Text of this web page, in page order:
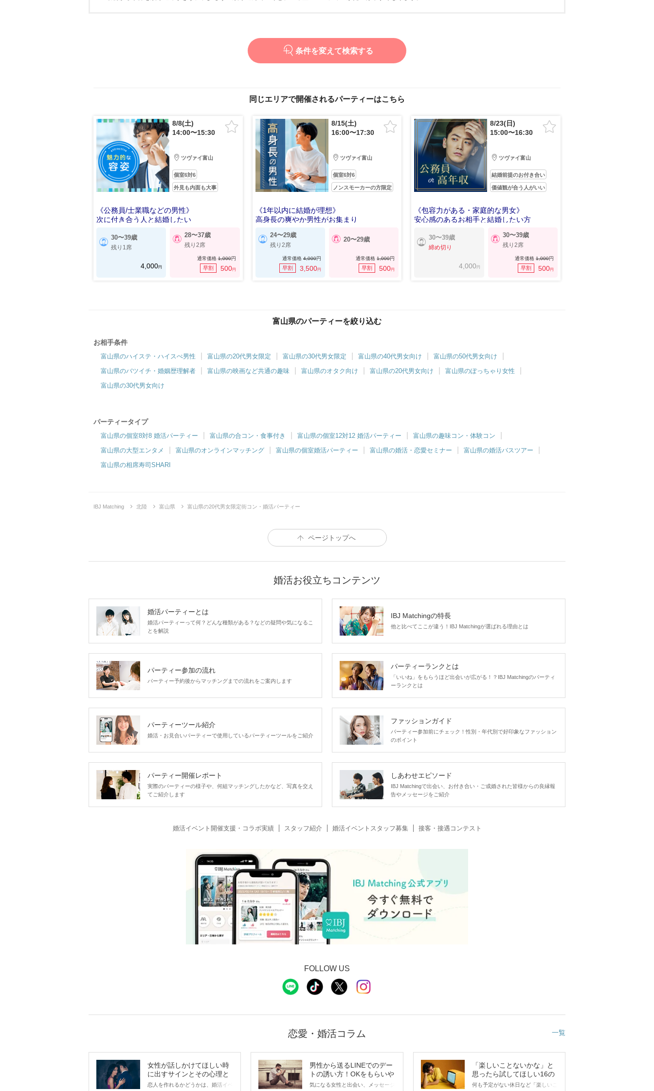
条件を変えて検索する
同じエリアで開催されるパーティーはこちら
8/8(土)
14:00〜15:30
ツヴァイ富山
個室6対6
外見も内面も大事
《公務員/士業職などの男性》
次に付き合う人と結婚したい
30〜39歳
残り1席
4,000円
28〜37歳
残り2席
通常価格1,000円
早割 500円
8/15(土)
16:00〜17:30
ツヴァイ富山
個室6対6
ノンスモーカーの方限定
《1年以内に結婚が理想》
高身長の爽やか男性がお集まり
24〜29歳
残り2席
通常価格 4,000円
早割 3,500円
20〜29歳
通常価格1,000円
早割 500円
8/23(日)
15:00〜16:30
ツヴァイ富山
結婚前提のお付き合い
価値観が合う人がいい
《包容力がある・家庭的な男女》
安心感のあるお相手と結婚したい方
30〜39歳
締め切り
4,000 円
30〜39歳
残り2席
通常価格 1,000円
早割 500円
富山県のパーティーを絞り込む
お相手条件
富山県のハイステ・ハイスぺ男性 富山県の20代男女限定 富山県の30代男女限定 富山県の40代男女向け
富山県の50代男女向け
富山県のバツイチ・婚姻歴理解者
富山県の映画など共通の趣味 富山県のオタク向け 富山県の20代男女向け
富山県のぽっちゃり女性
富山県の30代男女向け
パーティータイプ
富山県の個室8対8 婚活パーティー 富山県の合コン・食事付き 富山県の個室12対12 婚活パーティー
富山県の趣味コン・体験コン
富山県の大型エンタメ
富山県のオンラインマッチング 富山県の個室婚活パーティー 富山県の婚活・恋愛セミナー
富山県の婚活バスツアー
富山県の相席寿司SHARI
IBJ Matching 北陸 富山県 富山県の20代男女限定街コン・婚活パーティー
ページトップへ
婚活お役立ちコンテンツ
婚活パーティーとは
婚活パーティーって何？どんな種類がある？などの疑問や気になるこ
とを解説
IBJ Matchingの特長
他と比べてここが違う！IBJ Matchingが選ばれる理由とは
パーティー参加の流れ
パーティー予約後からマッチングまでの流れをご案内します
パーティーランクとは
「いいね」をもらうほど出会いが広がる！？IBJ Matchingのパーティ
ーランクとは
パーティーツール紹介
婚活・お見合いパーティーで使用しているパーティーツールをご紹介
ファッションガイド
パーティー参加前にチェック！性別・年代別で好印象なファッション
のポイント
パーティー開催レポート
実際のパーティーの様子や、何組マッチングしたかなど、写真を交え
てご紹介します
しあわせエピソード
IBJ Matchingで出会い、お付き合い・ご成婚された皆様からの良縁報
告やメッセージをご紹介
婚活イベント開催支援・コラボ実績 スタッフ紹介 婚活イベントスタッフ募集 接客・接遇コンテスト
FOLLOW US
恋愛・婚活コラム 一覧
女性が話しかけてほしい時
に出すサインとその心理と
は？
恋人を作れるかどうかは、婚活イベ
男性から送るLINEでのデー
トの誘い方！OKをもらいや
すいメッセージのコツは？
気になる女性と出会い、メッセージ
「楽しいことないかな」と
思ったら試してほしい16の
こと
何も予定がない休日など「楽しいこ